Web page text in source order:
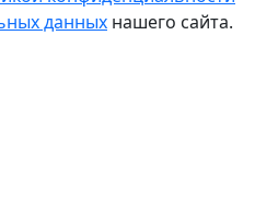
данных нашего сайта.